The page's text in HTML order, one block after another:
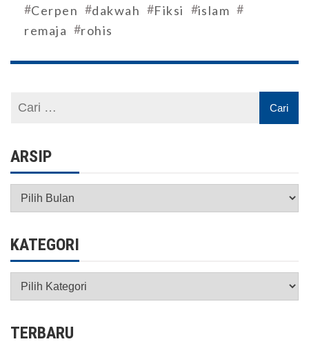
#Cerpen #dakwah #Fiksi #islam #
remaja #rohis
ARSIP
Arsip
KATEGORI
Kategori
TERBARU